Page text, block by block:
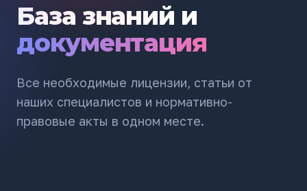
База знаний и
документация
Все необходимые лицензии, статьи от
наших специалистов и нормативно-
правовые акты в одном месте.